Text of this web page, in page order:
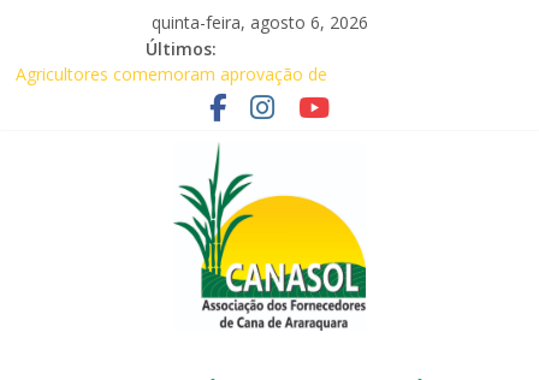
quinta-feira, agosto 6, 2026
Últimos:
Agricultores comemoram aprovação de
requerimentos de urgência para temas de
interesse do agronegócio
CANASOL leva conhecimento técnico ao
Canasol marca presença na 1ª Edição do
Fator Biológico da Canaplan
Associados da Canasol participam da
Coopercitrus Expo 2026
Baile Junino (2026) – Canasol
Canasol